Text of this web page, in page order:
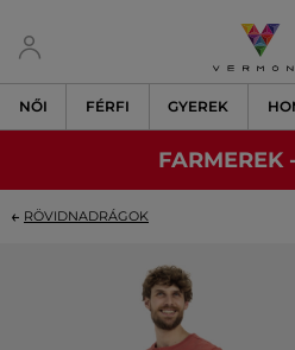
NŐI FÉRFI GYEREK
FARMEREK
RÖVIDNADRÁGOK